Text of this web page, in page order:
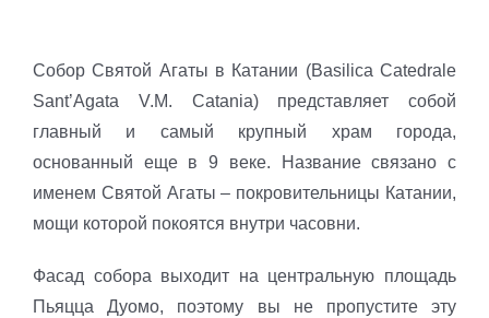
Собор Святой Агаты в Катании (Basilica Catedrale
Sant’Agata V.M. Catania) представляет собой
главный и самый крупный храм города,
основанный еще в 9 веке. Название связано с
именем Святой Агаты – покровительницы Катании,
мощи которой покоятся внутри часовни.
Фасад собора выходит на центральную площадь
Пьяцца Дуомо, поэтому вы не пропустите эту